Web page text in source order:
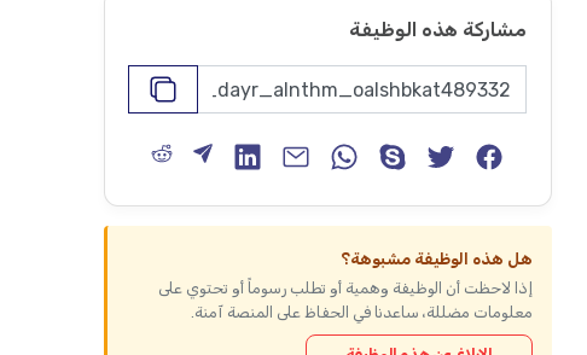
مشاركة هذه الوظيفة
هل هذه الوظيفة مشبوهة؟
إذا لاحظت أن الوظيفة وهمية أو تطلب رسوماً أو تحتوي على
معلومات مضللة، ساعدنا في الحفاظ على المنصة آمنة.